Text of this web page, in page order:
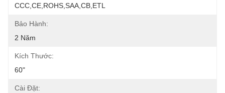
CCC,CE,ROHS,SAA,CB,ETL
Bảo Hành:
2 Năm
Kích Thước:
60"
Cài Đặt: